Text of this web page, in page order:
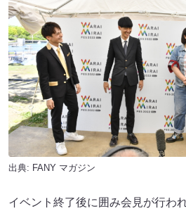
出典: FANY マガジン
イベント終了後に囲み会見が行わ